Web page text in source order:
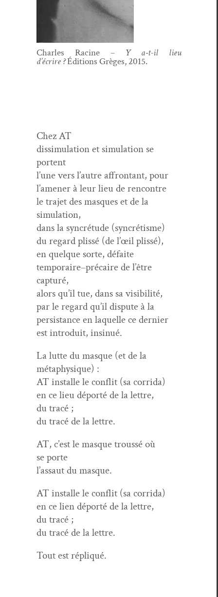
Charles Racine – Y a‑t-il lieu
d’écrire ?Édi­tions Grèges, 2015.
Chez AT
dis­sim­u­la­tion et sim­u­la­tion se
portent
l’une vers l’autre affrontant, pour
l’amener à leur lieu de rencontre
le tra­jet des masques et de la
simulation,
dans la syn­cré­tude (syn­crétisme)
du regard plis­sé (de l’œil plissé),
en quelque sorte, défaite
temporaire–précaire de l’être
capturé,
alors qu’il tue, dans sa visibilité,
par le regard qu’il dis­pute à la
per­sis­tance en laque­lle ce dernier
est intro­duit, insinué.
La lutte du masque (et de la
métaphysique) :
AT installe le con­flit (sa corrida)
en ce lieu déporté de la let­tre,
du tracé ;
du tracé de la lettre.
AT, c’est le masque troussé où
se porte
l’assaut du masque.
AT installe le con­flit (sa corrida)
en ce lien déporté de la let­tre,
du tracé ;
du tracé de la lettre.
Tout est répliqué.